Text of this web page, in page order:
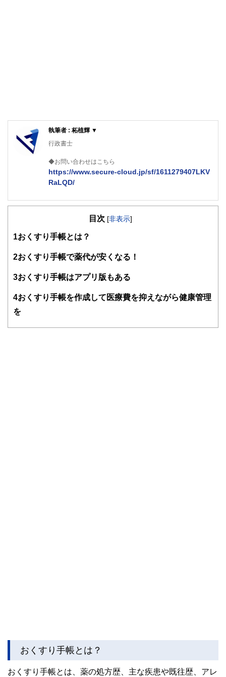
執筆者 : 柘植輝 ▼
行政書士
◆お問い合わせはこちら
https://www.secure-cloud.jp/sf/1611279407LKV
RaLQD/
２級ファイナンシャルプランナー
活かして活動を始める。
する傍ら、フリーライターとして精力的に活動中。広範な知
目次 [非表示]
1おくすり手帳とは？
2おくすり手帳で薬代が安くなる！
3おくすり手帳はアプリ版もある
4おくすり手帳を作成して医療費を抑えながら健康管理
を
おくすり手帳とは？
おくすり手帳とは、薬の処方歴、主な疾患や既往歴、アレ